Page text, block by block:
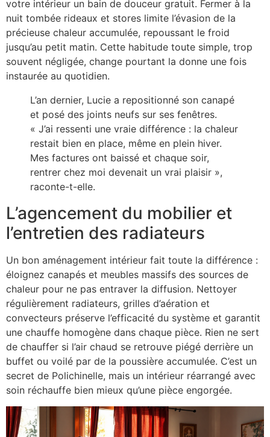
votre intérieur un bain de douceur gratuit. Fermer à la
nuit tombée rideaux et stores limite l’évasion de la
précieuse chaleur accumulée, repoussant le froid
jusqu’au petit matin. Cette habitude toute simple, trop
souvent négligée, change pourtant la donne une fois
instaurée au quotidien.
L’an dernier, Lucie a repositionné son canapé
et posé des joints neufs sur ses fenêtres.
« J’ai ressenti une vraie différence : la chaleur
restait bien en place, même en plein hiver.
Mes factures ont baissé et chaque soir,
rentrer chez moi devenait un vrai plaisir »,
raconte-t-elle.
L’agencement du mobilier et
l’entretien des radiateurs
Un bon aménagement intérieur fait toute la différence :
éloignez canapés et meubles massifs des sources de
chaleur pour ne pas entraver la diffusion. Nettoyer
régulièrement radiateurs, grilles d’aération et
convecteurs préserve l’efficacité du système et garantit
une chauffe homogène dans chaque pièce. Rien ne sert
de chauffer si l’air chaud se retrouve piégé derrière un
buffet ou voilé par de la poussière accumulée. C’est un
secret de Polichinelle, mais un intérieur réarrangé avec
soin réchauffe bien mieux qu’une pièce engorgée.